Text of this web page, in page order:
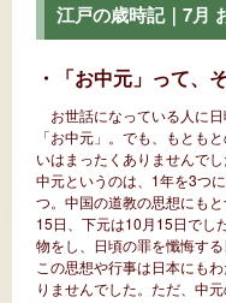
江戸の歳時記｜7月
・「お中元」って、
お世話になっている人に
「お中元」。でも、もとも
いはまったくありませんでし
中元というのは、1年を3つ
つ。中国の道教の思想にも
15日、下元は10月15日でし
物をし、日頃の罪を懺悔する
この思想や行事は日本にも
りませんでした。ただ、中